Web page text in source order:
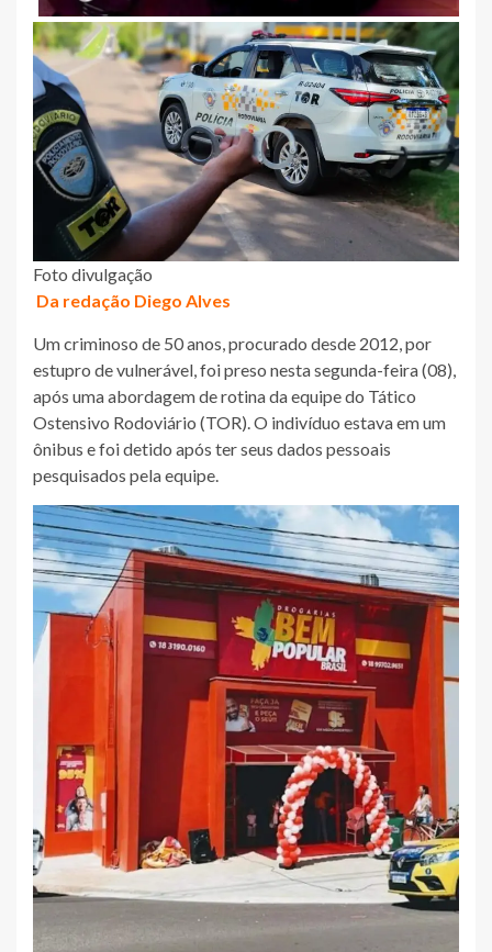
Foto divulgação
Da redação Diego Alves
Um criminoso de 50 anos, procurado desde 2012, por
estupro de vulnerável, foi preso nesta segunda-feira (08),
após uma abordagem de rotina da equipe do Tático
Ostensivo Rodoviário (TOR). O indivíduo estava em um
ônibus e foi detido após ter seus dados pessoais
pesquisados pela equipe.